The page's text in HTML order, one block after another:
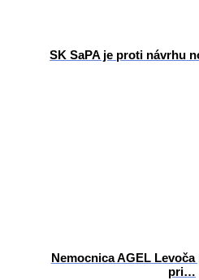
SK SaPA je proti návrhu
Nemocnica AGEL
pri…